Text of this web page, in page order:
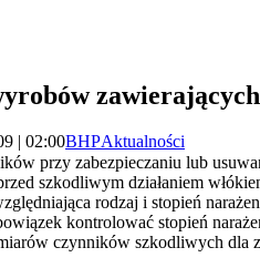
| 02:00BHPAktualności
przy zabezpieczaniu lub
szkodliwym działaniem
rodzaj i stopień
kontrolować stopień
czynników szkodliwych dla